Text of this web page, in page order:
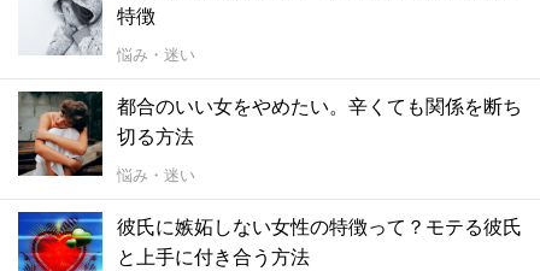
特徴
悩み・迷い
都合のいい女をやめたい。辛くても関係を断ち
切る方法
悩み・迷い
彼氏に嫉妬しない女性の特徴って？モテる彼氏
と上手に付き合う方法